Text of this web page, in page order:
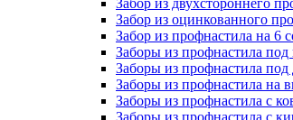
Забор из двухстороннего
Забор из оцинкованного
Забор из профнастила на 6
Заборы из профнастила под
Заборы из профнастила под
Заборы из профнастила на
Заборы из профнастила с
Заборы из профнастила с